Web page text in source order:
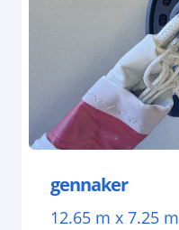
gennaker
12.65 m x 7.25 m